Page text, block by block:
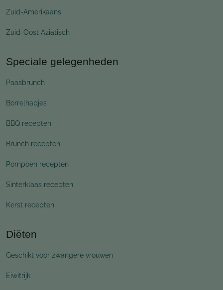
Zuid-Amerikaans
Zuid-Oost Aziatisch
Speciale gelegenheden
Paasbrunch
Borrelhapjes
BBQ recepten
Brunch recepten
Pompoen recepten
Sinterklaas recepten
Kerst recepten
Diëten
Geschikt voor zwangere vrouwen
Eiwitrijk